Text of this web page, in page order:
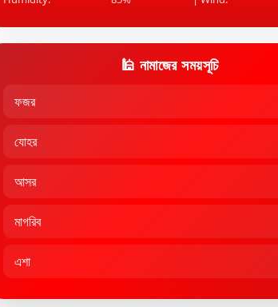
🕌 নামাজের সময়সূচি
ফজর
যোহর
আসর
মাগরিব
এশা